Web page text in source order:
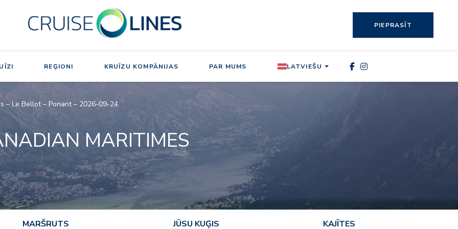
PIEPRASĪT
REĢIONI KRUĪZU KOMPĀNIJAS PAR MUMS LATVIEŠU
– Le Bellot – Ponant – 2026-09-24
MARITIMES
MARŠRUTS JŪSU KUĢIS KAJĪTES